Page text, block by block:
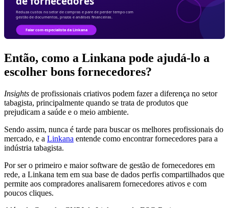
Então, como a Linkana pode ajudá-lo a
escolher bons fornecedores?
Insights de profissionais criativos podem fazer a diferença no setor
tabagista, principalmente quando se trata de produtos que
prejudicam a saúde e o meio ambiente.
Sendo assim, nunca é tarde para buscar os melhores profissionais do
mercado, e a Linkana entende como encontrar fornecedores para a
indústria tabagista.
Por ser o primeiro e maior software de gestão de fornecedores em
rede, a Linkana tem em sua base de dados perfis compartilhados que
permite aos compradores analisarem fornecedores ativos e com
poucos cliques.